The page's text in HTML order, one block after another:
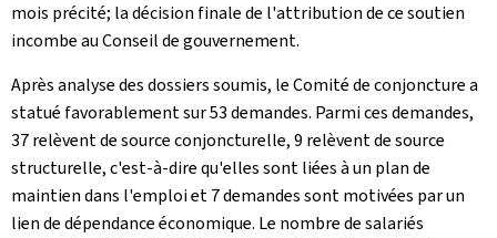
mois précité; la décision finale de l'attribution de ce soutien
incombe au Conseil de gouvernement.
Après analyse des dossiers soumis, le Comité de conjoncture a
statué favorablement sur 53 demandes. Parmi ces demandes,
37 relèvent de source conjoncturelle, 9 relèvent de source
structurelle, c'est-à-dire qu'elles sont liées à un plan de
maintien dans l'emploi et 7 demandes sont motivées par un
lien de dépendance économique. Le nombre de salariés